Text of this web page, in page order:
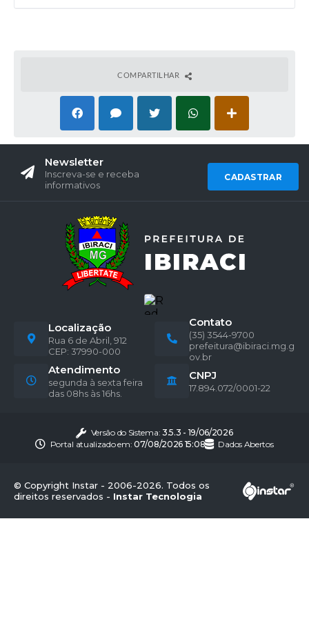
COMPARTILHAR
Newsletter
Inscreva-se e receba
informativos
CADASTRAR
Localização
Rua 6 de Abril, 912
CEP: 37990-000
Contato
(35) 3544-9700
prefeitura@ibiraci.mg.g
ov.br
Atendimento
segunda à sexta feira
das 08hs às 16hs.
CNPJ
17.894.072/0001-22
Versão do Sistema: 3.5.3 - 19/06/2026
Portal atualizado em:07/08/2026 15:08 Dados Abertos
© Copyright Instar - 2006-2026. Todos os
direitos reservados - Instar Tecnologia